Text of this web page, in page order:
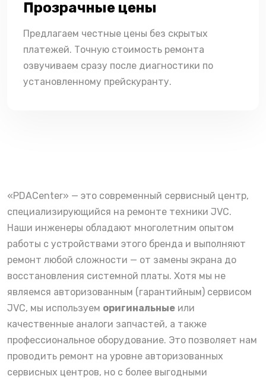
Прозрачные цены
Предлагаем честные цены без скрытых
платежей. Точную стоимость ремонта
озвучиваем сразу после диагностики по
установленному прейскуранту.
«PDACenter» — это современный сервисный центр,
специализирующийся на ремонте техники JVC.
Наши инженеры обладают многолетним опытом
работы с устройствами этого бренда и выполняют
ремонт любой сложности — от замены экрана до
восстановления системной платы. Хотя мы не
являемся авторизованным (гарантийным) сервисом
JVC, мы используем оригинальные или
качественные аналоги запчастей, а также
профессиональное оборудование. Это позволяет нам
проводить ремонт на уровне авторизованных
сервисных центров, но с более выгодными